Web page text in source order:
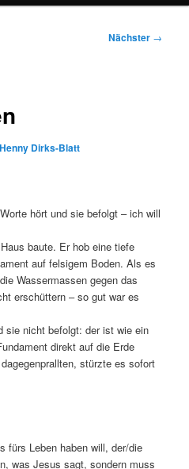
Nächster →
Henny Dirks-Blatt
hört und sie befolgt – ich will
baute. Er hob eine tiefe
auf felsigem Boden. Als es
Wassermassen gegen das
erschüttern – so gut war es
sie nicht befolgt: der ist wie ein
direkt auf die Erde
stürzte es sofort
fürs Leben haben will, der/die
was Jesus sagt, sondern muss